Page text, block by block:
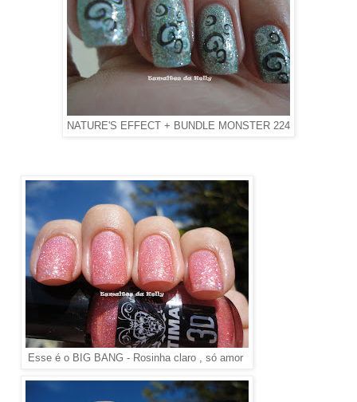
NATURE'S EFFECT + BUNDLE MONSTER 224
Esse é o BIG BANG - Rosinha claro , só amor